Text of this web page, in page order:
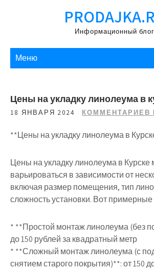
Информационный блог
Меню
Цены на укладку линолеума в
18 ЯНВАРЯ 2024 КОММЕНТАРИЕВ
**Цены на укладку линолеума в
Цены на укладку линолеума в Курске
варьироваться в зависимости от
включая размер помещения, тип
сложность установки. Вот
* **Простой монтаж линолеума (без
до 150 рублей за квадратный метр
* **Сложный монтаж линолеума (с
снятием старого покрытия)**: от 150